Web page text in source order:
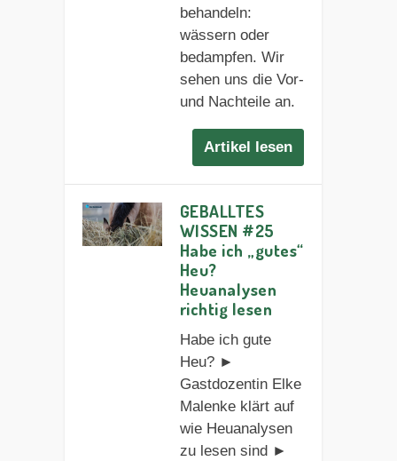
behandeln:
wässern oder
bedampfen. Wir
sehen uns die Vor-
und Nachteile an.
Artikel lesen
GEBALLTES
WISSEN #25
Habe ich „gutes“
Heu?
Heuanalysen
richtig lesen
Habe ich gute
Heu? ►
Gastdozentin Elke
Malenke klärt auf
wie Heuanalysen
zu lesen sind ►